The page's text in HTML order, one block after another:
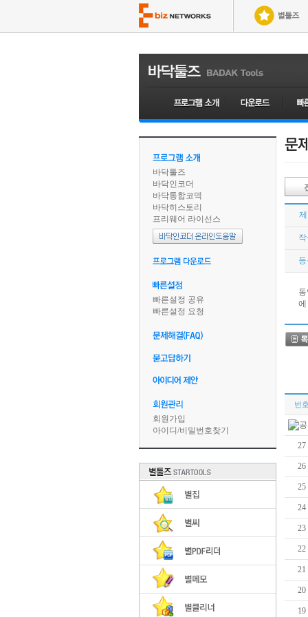
바닥툴즈
바닥인코더
바닥통합코덱
바닥히스토리
프리웨어 라이선스
빠른설정 공유
빠른설정 요청
회원가입
아이디 /비밀번호찾기
에
번
27
26
25
24
23
22
21
20
19